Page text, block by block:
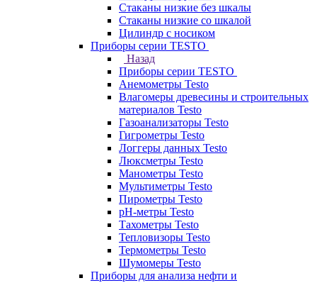
Стаканы низкие без шкалы
Стаканы низкие со шкалой
Цилиндр с носиком
Приборы серии TESTO
Назад
Приборы серии TESTO
Анемометры Testo
Влагомеры древесины и строительных
материалов Testo
Газоанализаторы Testo
Гигрометры Testo
Логгеры данных Testo
Люксметры Testo
Манометры Testo
Мультиметры Testo
Пирометры Testo
pH-метры Testo
Тахометры Testo
Тепловизоры Testo
Термометры Testo
Шумомеры Testo
Приборы для анализа нефти и